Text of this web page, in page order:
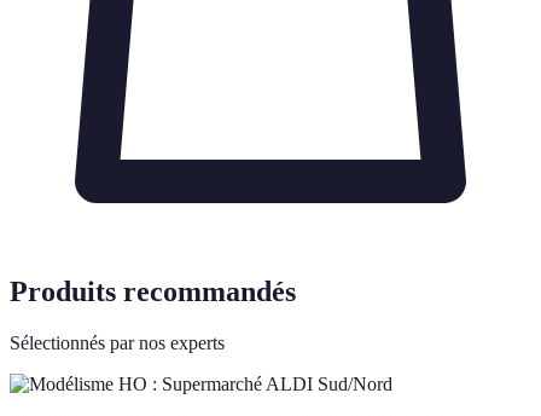
Produits recommandés
Sélectionnés par nos experts